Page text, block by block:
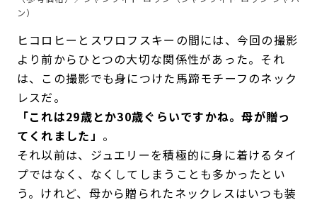
ン）
ヒコロヒーとスワロフスキーの間には、今回の撮影
より前からひとつの大切な関係性があった。それ
は、この撮影でも身につけた馬蹄モチーフのネック
レスだ。
「これは29歳とか30歳ぐらいですかね。母が贈っ
てくれました」 。
それ以前は、ジュエリーを積極的に身に着けるタイ
プではなく、なくしてしまうことも多かったとい
う。けれど、母から贈られたネックレスはいつも装